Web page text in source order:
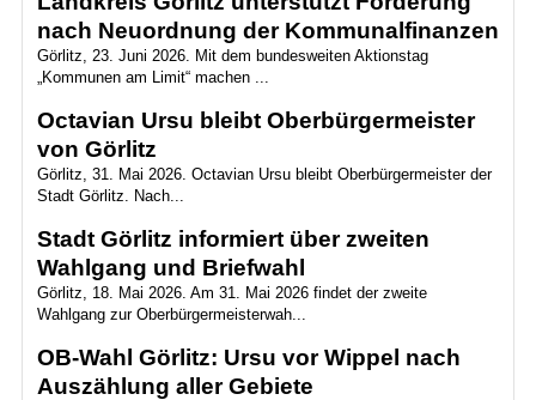
nach Neuordnung der Kommunalfinanzen
Görlitz, 23. Juni 2026. Mit dem bundesweiten Aktionstag
„Kommunen am Limit“ machen ...
Octavian Ursu bleibt Oberbürgermeister
von Görlitz
Görlitz, 31. Mai 2026. Octavian Ursu bleibt Oberbürgermeister der
Stadt Görlitz. Nach...
Stadt Görlitz informiert über zweiten
Wahlgang und Briefwahl
Görlitz, 18. Mai 2026. Am 31. Mai 2026 findet der zweite
Wahlgang zur Oberbürgermeisterwah...
OB-Wahl Görlitz: Ursu vor Wippel nach
Auszählung aller Gebiete